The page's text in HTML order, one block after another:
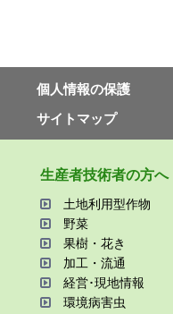
個⼈情報の保護
サイトマップ
⽣産者技術者の⽅へ
⼟地利⽤型作物
野菜
果樹・花き
加⼯・流通
経営･現地情報
環境病害⾍